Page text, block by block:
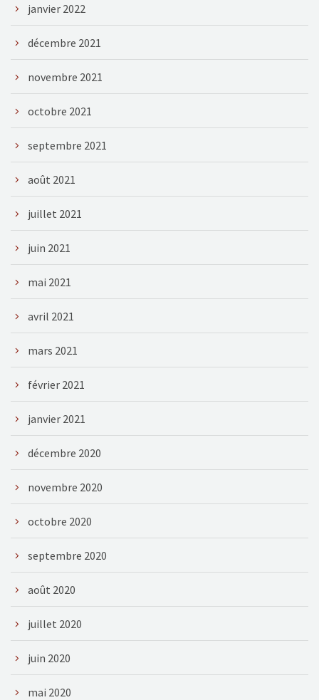
janvier 2022
décembre 2021
novembre 2021
octobre 2021
septembre 2021
août 2021
juillet 2021
juin 2021
mai 2021
avril 2021
mars 2021
février 2021
janvier 2021
décembre 2020
novembre 2020
octobre 2020
septembre 2020
août 2020
juillet 2020
juin 2020
mai 2020